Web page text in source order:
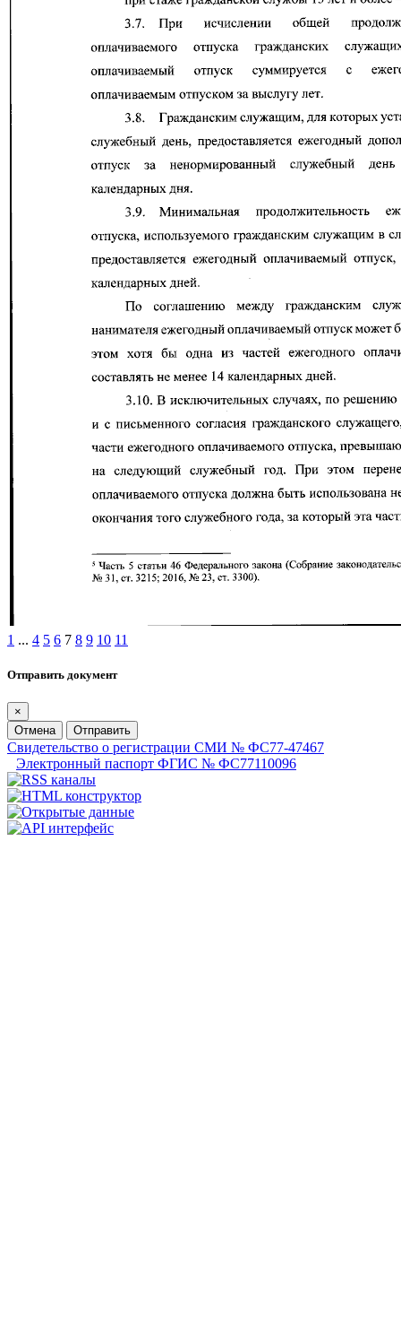
1 ... 4 5 6 7 8 9 10 11
Отправить документ
×
Отмена
Отправить
Свидетельство о регистрации СМИ № ФС77-47467
Электронный паспорт ФГИС № ФС77110096